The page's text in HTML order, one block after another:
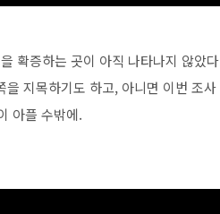
확증하는 곳이 아직 나타나지 않았다
지목하기도 하고, 아니면 이번 조사
아플 수밖에.